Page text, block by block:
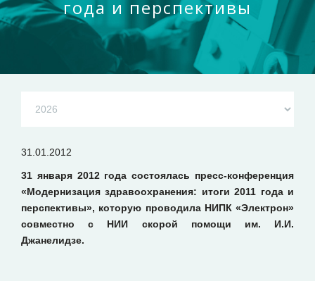
года и перспективы
31.01.2012
31 января 2012 года состоялась пресс-конференция
«Модернизация здравоохранения: итоги 2011 года и
перспективы», которую проводила НИПК «Электрон»
совместно с НИИ скорой помощи им. И.И.
Джанелидзе.